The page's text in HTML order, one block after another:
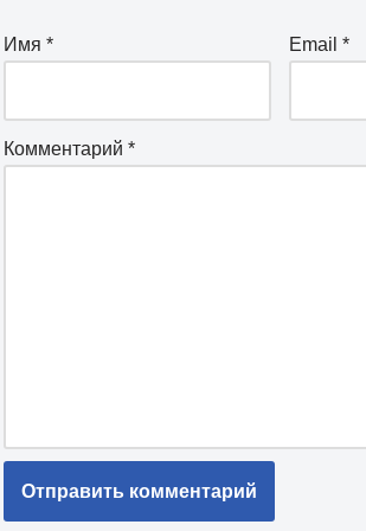
Имя * Email*
Комментарий *